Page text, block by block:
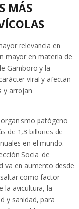
MÁS
relevancia en
mayor en materia de
Gamboro y la
viral y afectan
y arrojan
patógeno
de 1,3 billones de
en el mundo.
Social de
va en aumento desde
como factor
la avicultura, la
y sanidad, para